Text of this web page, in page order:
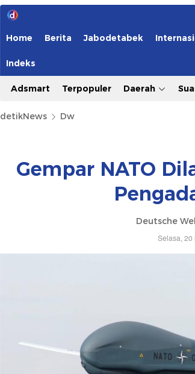
Home Berita Jabodetabek
Indeks
Adsmart Terpopuler Daerah
detikNews Dw
Gempar NATO
Deutsche
Selasa, 20